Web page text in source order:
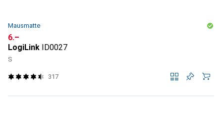
Mausmatte
CHF
6.–
LogiLink
ID0027
S
317